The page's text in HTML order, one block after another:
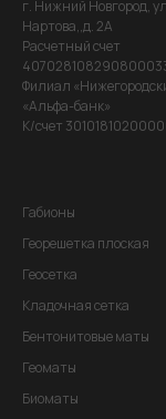
г. Нижний Новгород,
Нартова,,д. 2А
Расчетный счет
Филиал
«Альфа-банк»
К/счет
Габионы
Георешетка плоская
Геосетка
Кладочная сетка
Бентонитовые маты
Геоматы
Биоматы